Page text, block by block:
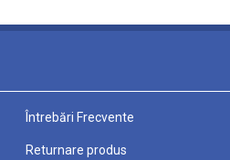
Întrebări Frecvente
Returnare produs